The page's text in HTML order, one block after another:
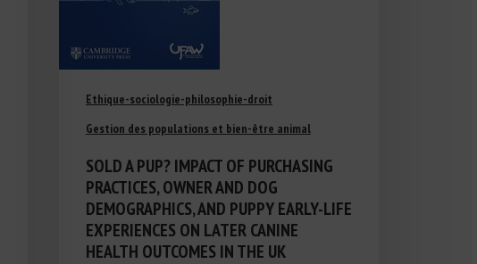
Ethique-sociologie-philosophie-droit
Gestion des populations et bien-être animal
SOLD A PUP? IMPACT OF PURCHASING
PRACTICES, OWNER AND DOG
DEMOGRAPHICS, AND PUPPY EARLY-LIFE
EXPERIENCES ON LATER CANINE
HEALTH OUTCOMES IN THE UK